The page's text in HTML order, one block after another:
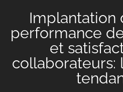
Implantation
performance
et
collaborateurs: